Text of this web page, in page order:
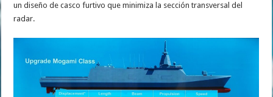
un diseño de casco furtivo que minimiza la sección transversal del
radar.